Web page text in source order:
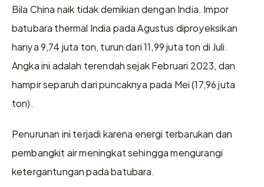
Bila China naik tidak demikian dengan India. Impor
batubara thermal India pada Agustus diproyeksikan
hanya 9,74 juta ton, turun dari 11,99 juta ton di Juli.
Angka ini adalah terendah sejak Februari 2023, dan
hampir separuh dari puncaknya pada Mei (17,96 juta
ton).
Penurunan ini terjadi karena energi terbarukan dan
pembangkit air meningkat sehingga mengurangi
ketergantungan pada batubara.